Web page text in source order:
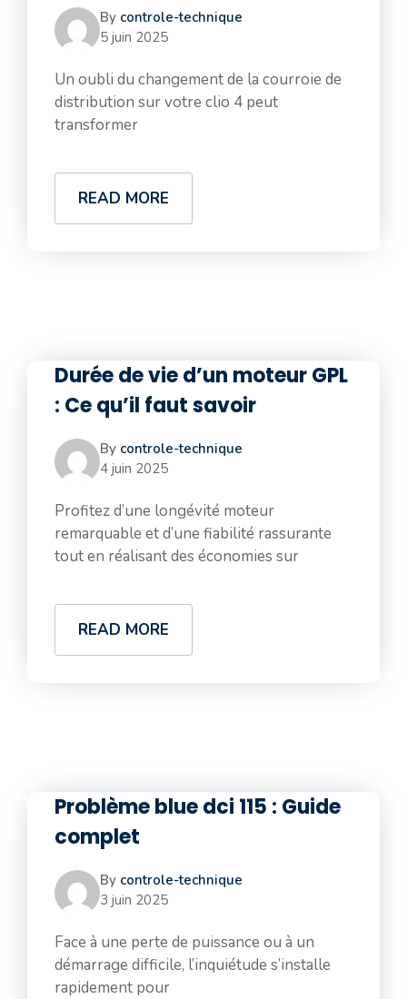
By controle-technique
5 juin 2025
Un oubli du changement de la courroie de
distribution sur votre clio 4 peut
transformer
READ MORE
Durée de vie d’un moteur GPL
: Ce qu’il faut savoir
By controle-technique
4 juin 2025
Profitez d’une longévité moteur
remarquable et d’une fiabilité rassurante
tout en réalisant des économies sur
READ MORE
Problème blue dci 115 : Guide
complet
By controle-technique
3 juin 2025
Face à une perte de puissance ou à un
démarrage difficile, l’inquiétude s’installe
rapidement pour